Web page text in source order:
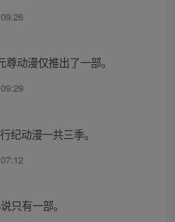
动漫仅推出了一部。
纪动漫一共三季。
只有一部。